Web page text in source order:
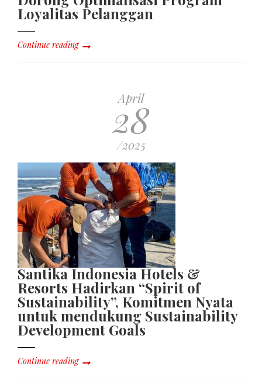
Loyalitas Pelanggan
Continue reading
April
28
/2025
Santika Indonesia Hotels &
Resorts Hadirkan “Spirit of
Sustainability”, Komitmen Nyata
untuk mendukung Sustainability
Development Goals
Continue reading